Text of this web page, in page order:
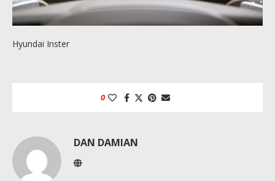
Hyundai Inster
0
DAN DAMIAN